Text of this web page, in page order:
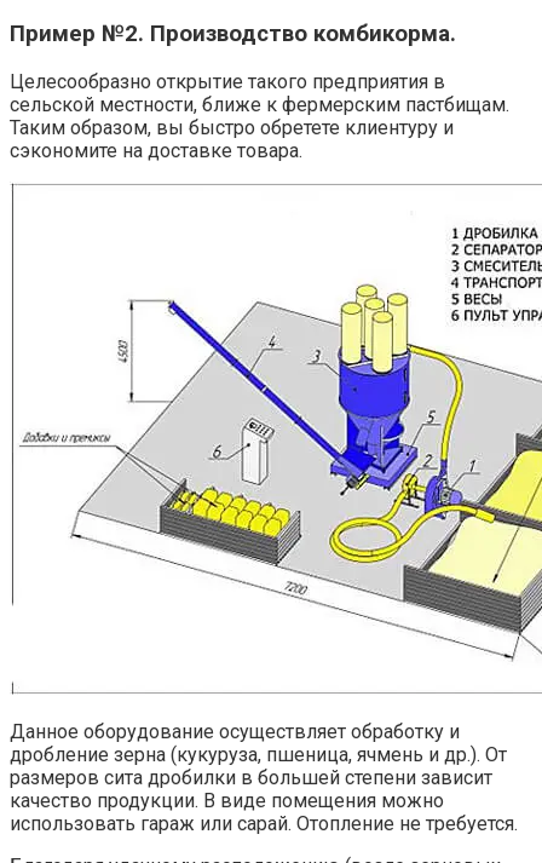
Пример №2. Производство комбикорма.
Целесообразно открытие такого предприятия в
сельской местности, ближе к фермерским пастбищам.
Таким образом, вы быстро обретете клиентуру и
сэкономите на доставке товара.
Данное оборудование осуществляет обработку и
дробление зерна (кукуруза, пшеница, ячмень и др.). От
размеров сита дробилки в большей степени зависит
качество продукции. В виде помещения можно
использовать гараж или сарай. Отопление не требуется.